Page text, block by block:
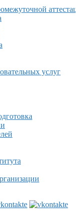
услуг